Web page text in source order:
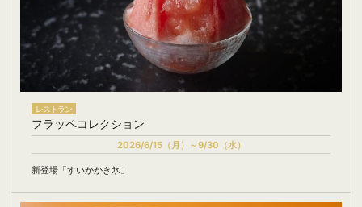
レストラン
フラッペコレクション
2026/6/15（月）～9/30（水）
新登場「すいかかき氷」